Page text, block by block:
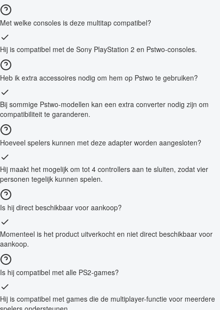
Met welke consoles is deze multitap compatibel?
Hij is compatibel met de Sony PlayStation 2 en Pstwo-consoles.
Heb ik extra accessoires nodig om hem op Pstwo te gebruiken?
Bij sommige Pstwo-modellen kan een extra converter nodig zijn om
compatibiliteit te garanderen.
Hoeveel spelers kunnen met deze adapter worden aangesloten?
Hij maakt het mogelijk om tot 4 controllers aan te sluiten, zodat vier
personen tegelijk kunnen spelen.
Is hij direct beschikbaar voor aankoop?
Momenteel is het product uitverkocht en niet direct beschikbaar voor
aankoop.
Is hij compatibel met alle PS2-games?
Hij is compatibel met games die de multiplayer-functie voor meerdere